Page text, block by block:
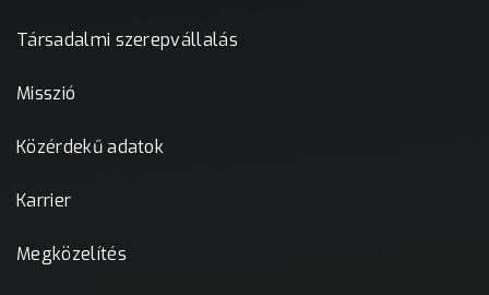
Társadalmi szerepvállalás
Misszió
Közérdekű adatok
Karrier
Megközelítés